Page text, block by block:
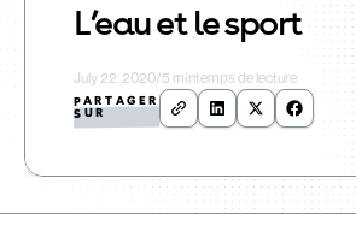
L’eau et le sport
July 22, 2020/5 mintemps de lecture
PARTAGER
SUR